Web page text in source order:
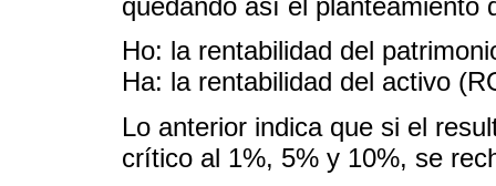
Ho: la rentabilidad del
Ha: la rentabilidad del activo
Lo anterior indica que si el
crítico al 1%, 5% y 10%, se